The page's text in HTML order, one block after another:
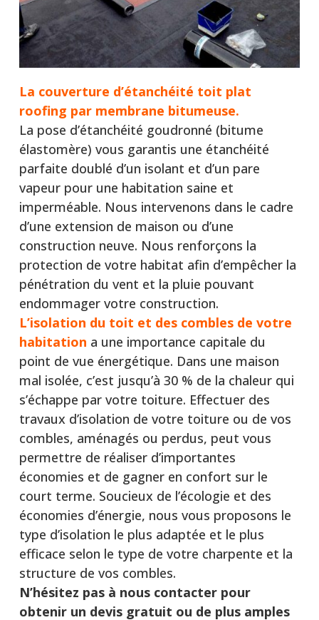
La couverture d’étanchéité toit plat
roofing par membrane bitumeuse.
La pose d’étanchéité goudronné (bitume
élastomère) vous garantis une étanchéité
parfaite doublé d’un isolant et d’un pare
vapeur pour une habitation saine et
imperméable. Nous intervenons dans le cadre
d’une extension de maison ou d’une
construction neuve. Nous renforçons la
protection de votre habitat afin d’empêcher la
pénétration du vent et la pluie pouvant
endommager votre construction.
L’isolation du toit et des combles de votre
habitation a une importance capitale du
point de vue énergétique. Dans une maison
mal isolée, c’est jusqu’à 30 % de la chaleur qui
s’échappe par votre toiture. Effectuer des
travaux d’isolation de votre toiture ou de vos
combles, aménagés ou perdus, peut vous
permettre de réaliser d’importantes
économies et de gagner en confort sur le
court terme. Soucieux de l’écologie et des
économies d’énergie, nous vous proposons le
type d’isolation le plus adaptée et le plus
efficace selon le type de votre charpente et la
structure de vos combles.
N’hésitez pas à nous contacter pour
obtenir un devis gratuit ou de plus amples